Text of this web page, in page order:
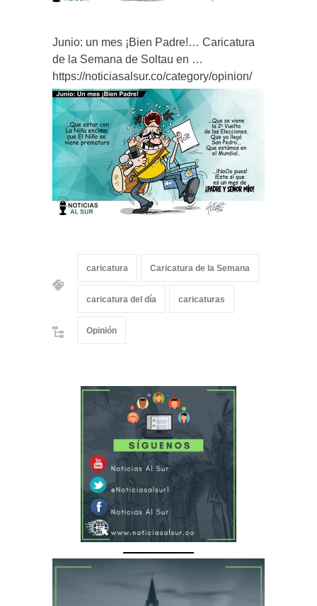
Junio: un mes ¡Bien Padre!… Caricatura
de la Semana de Soltau en …
https://noticiasalsur.co/category/opinion/
caricatura Caricatura de la Semana
caricatura del día caricaturas
Opinión